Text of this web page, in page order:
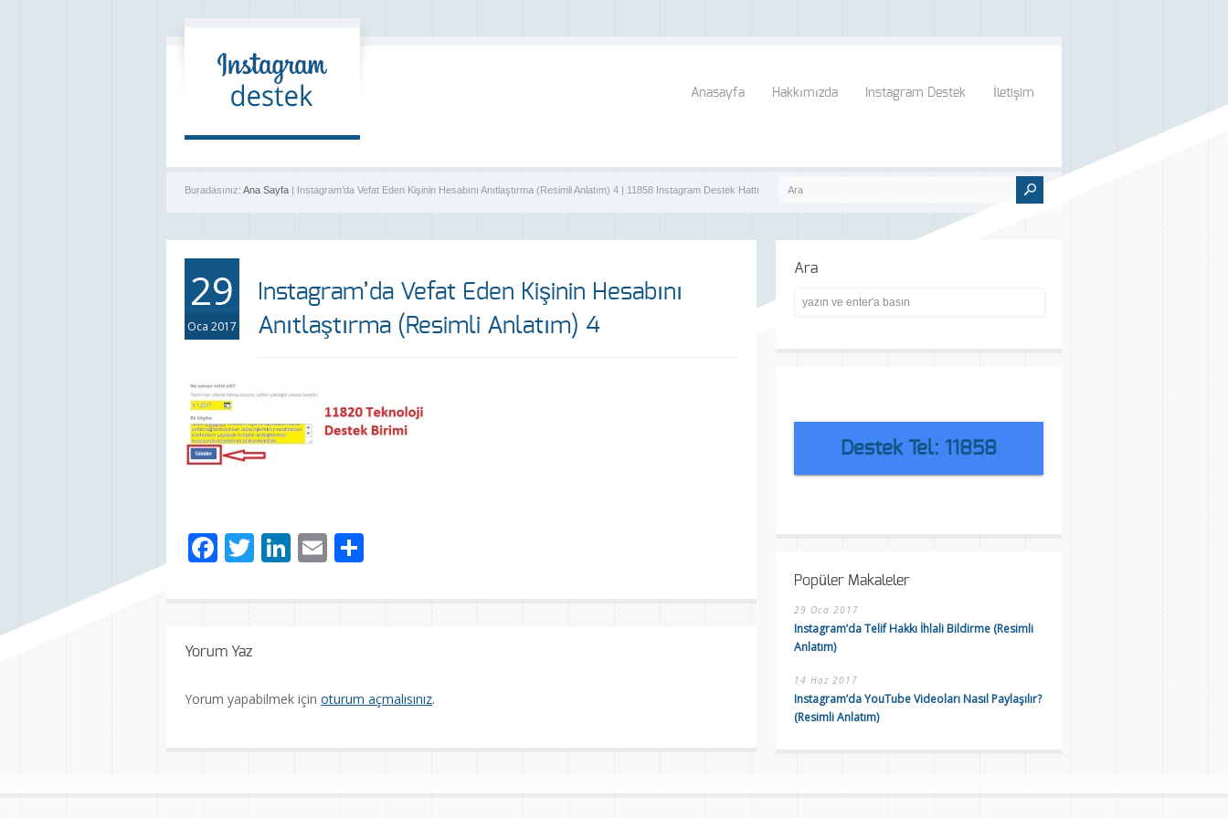
Anasayfa Hakkımızda Instagram Destek İletişim
Buradasınız: Ana Sayfa | Instagram’da Vefat Eden Kişinin Hesabını Anıtlaştırma (Resimli Anlatım) 4 | 11858 Instagram Destek Hattı
29
Oca 2017
Instagram’da Vefat Eden Kişinin Hesabını
Anıtlaştırma (Resimli Anlatım) 4
Facebook
Twitter
LinkedIn
Email
Yorum Yaz
Yorum yapabilmek için oturum açmalısınız.
Ara
Destek Tel: 11858
Popüler Makaleler
29 Oca 2017
Instagram’da Telif Hakkı İhlali Bildirme (Resimli
Anlatım)
14 Haz 2017
Instagram’da YouTube Videoları Nasıl Paylaşılır?
(Resimli Anlatım)